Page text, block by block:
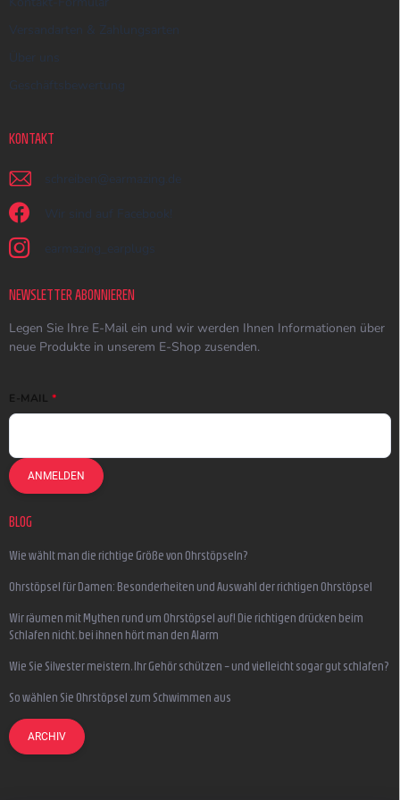
Versandarten & Zahlungsarten
Über uns
Geschäftsbewertung
KONTAKT
schreiben @ earmazing.de
Wir sind auf Facebook!
earmazing_earplugs
NEWSLETTER ABONNIEREN
Legen Sie Ihre E-Mail ein und wir werden Ihnen Informationen über
neue Produkte in unserem E-Shop zusenden.
E-MAIL
ANMELDEN
BLOG
Wie wählt man die richtige Größe von Ohrstöpseln?
Ohrstöpsel für Damen: Besonderheiten und Auswahl der richtigen Ohrstöpsel
Wir räumen mit Mythen rund um Ohrstöpsel auf! Die richtigen drücken beim
Schlafen nicht, bei ihnen hört man den Alarm
Wie Sie Silvester meistern, Ihr Gehör schützen – und vielleicht sogar gut schlafen?
So wählen Sie Ohrstöpsel zum Schwimmen aus
ARCHIV